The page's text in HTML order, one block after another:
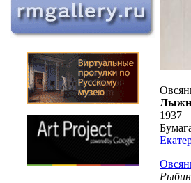
1937